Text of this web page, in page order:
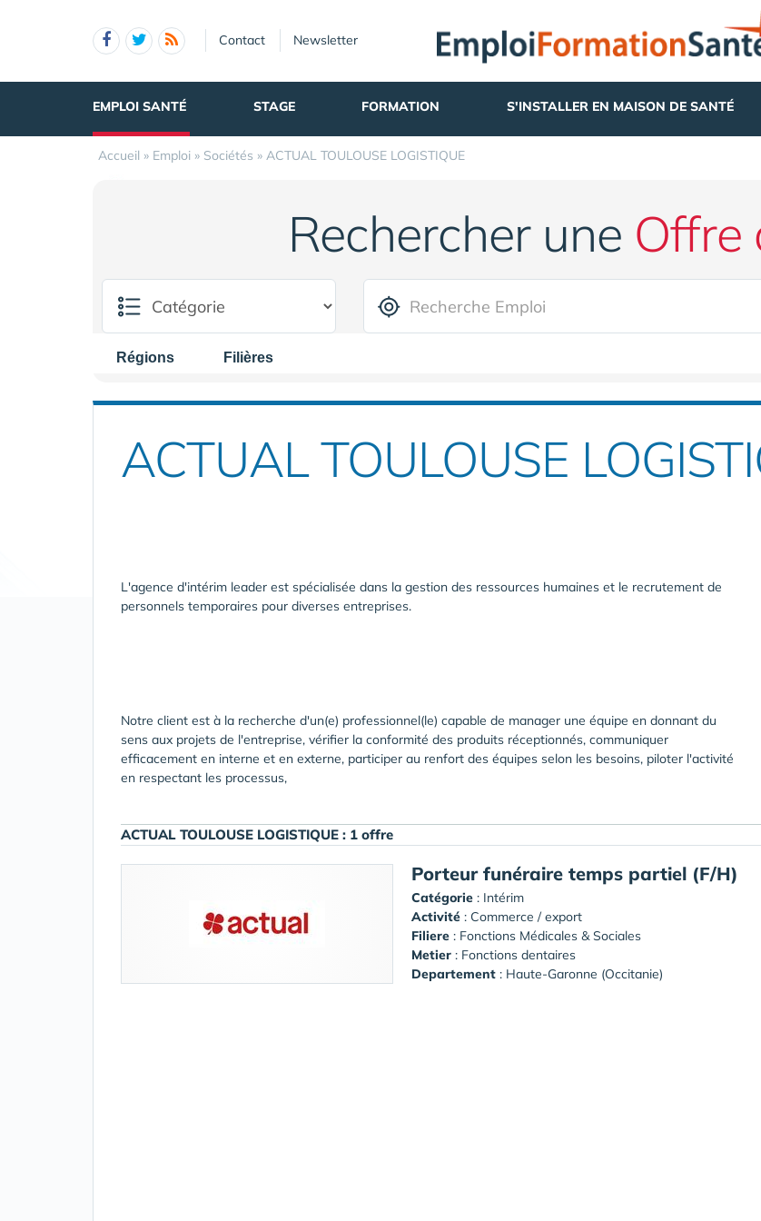
Contact Newsletter
EMPLOI SANTÉ STAGE FORMATION S'INSTALLER EN MAISON DE SANTÉ
Accueil » Emploi » Sociétés » ACTUAL TOULOUSE LOGISTIQUE
Rechercher une Offre
Régions Filières
ACTUAL TOULOUSE
L'agence d'intérim leader est spécialisée dans la gestion des ressources humaines et le recrutement de
personnels temporaires pour diverses entreprises.
Notre client est à la recherche d'un(e) professionnel(le) capable de manager une équipe en donnant du
sens aux projets de l'entreprise, vérifier la conformité des produits réceptionnés, communiquer
efficacement en interne et en externe, participer au renfort des équipes selon les besoins, piloter l'activité
en respectant les processus,
ACTUAL TOULOUSE LOGISTIQUE : 1 offre
Porteur funéraire temps partiel (F/H)
Catégorie : Intérim
Activité : Commerce / export
Filiere : Fonctions Médicales & Sociales
Metier : Fonctions dentaires
Departement : Haute-Garonne (Occitanie)